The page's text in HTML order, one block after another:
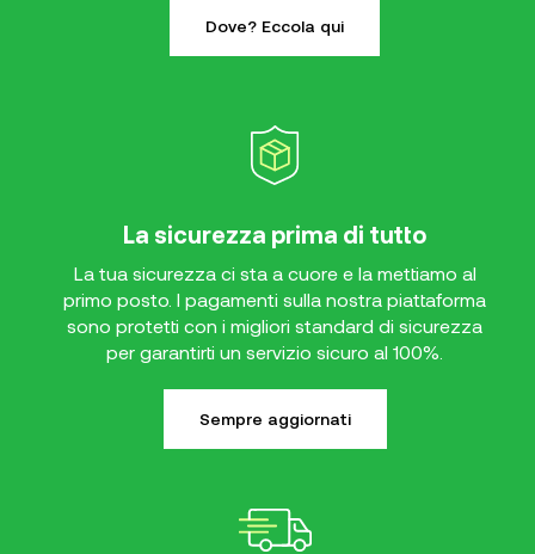
Dove? Eccola qui
La sicurezza prima di tutto
La tua sicurezza ci sta a cuore e la mettiamo al
primo posto. I pagamenti sulla nostra piattaforma
sono protetti con i migliori standard di sicurezza
per garantirti un servizio sicuro al 100%.
Sempre aggiornati